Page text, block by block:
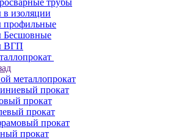
трубы
изоляции
профильные
Бесшовные
ВГП
металлопрокат
прокат
прокат
прокат
прокат
прокат